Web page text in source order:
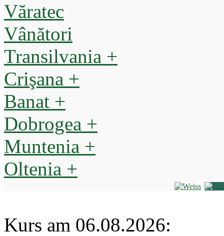
Văratec
Vânători
Transilvania +
Crişana +
Banat +
Dobrogea +
Muntenia +
Oltenia +
Kurs am 06.08.2026: